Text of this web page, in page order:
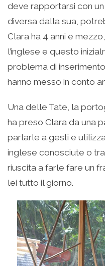
deve rapportarsi con
diversa dalla sua,
Clara ha 4 anni e
l’inglese e questo
problema di
hanno messo in conto
Una delle Tate, la
ha preso Clara da una
parlarle a gesti e
inglese conosciute o
riuscita a farle fare un
lei tutto il giorno.